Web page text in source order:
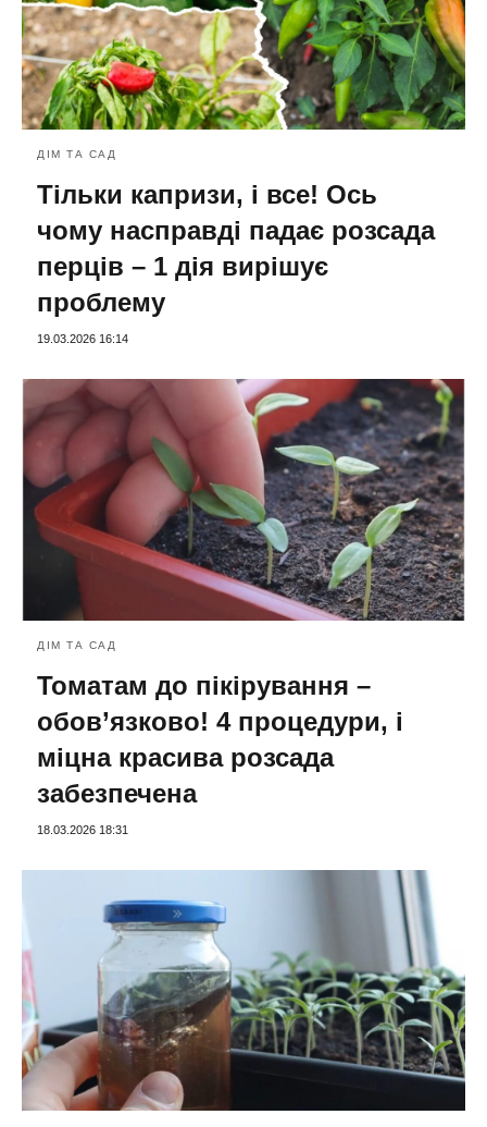
ДІМ ТА САД
Тільки капризи, і все! Ось
чому насправді падає розсада
перців – 1 дія вирішує
проблему
19.03.2026 16:14
ДІМ ТА САД
Томатам до пікірування –
обов’язково! 4 процедури, і
міцна красива розсада
забезпечена
18.03.2026 18:31